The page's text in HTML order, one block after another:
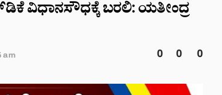
ವಿಧಾನಸೌಧಕ್ಕೆ ಬರಲಿ: ಯತೀಂದ್ರ
am 0 0 0